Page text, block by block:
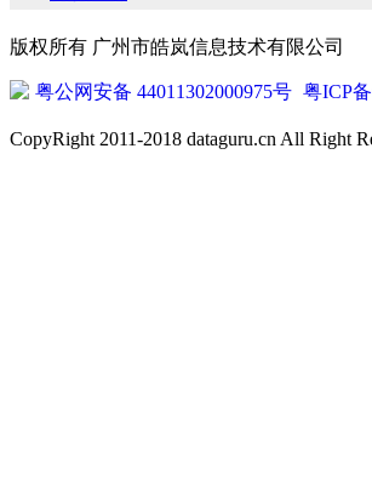
版权所有 广州市皓岚信息技术有限公司
粤公网安备 44011302000975号 粤ICP
CopyRight 2011-2018 dataguru.cn All Right